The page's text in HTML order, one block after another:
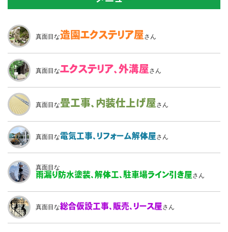
真面目な造園 エクステリア屋さん
真面目なエクステリア、外溝屋さん
真面目な畳工事、 内装仕上げ屋さん
真面目な電気工事、 リフォーム解体屋さん
真面目な
雨漏り防水塗装、解体工、駐車場ライン引き屋さん
真面目な総合仮設工事、販売、リース屋さん